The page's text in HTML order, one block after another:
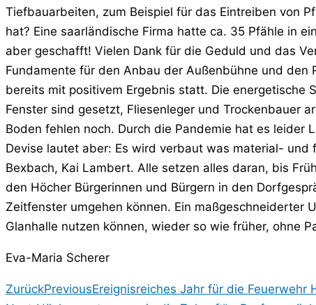
Tiefbauarbeiten, zum Beispiel für das Eintreiben von
hat? Eine saarländische Firma hatte ca. 35 Pfähle in
aber geschafft! Vielen Dank für die Geduld und das
Fundamente für den Anbau der Außenbühne und
bereits mit positivem Ergebnis statt. Die energetische
Fenster sind gesetzt, Fliesenleger und Trockenbauer
Boden fehlen noch. Durch die Pandemie hat es leider
Devise lautet aber: Es wird verbaut was material-
Bexbach, Kai Lambert. Alle setzen alles daran, bis
den Höcher Bürgerinnen und Bürgern in den
Zeitfenster umgehen können. Ein maßgeschneiderter
Glanhalle nutzen können, wieder so wie früher, ohne
Eva-Maria Scherer
ZurückPreviousEreignisreiches Jahr für die Feuerwehr